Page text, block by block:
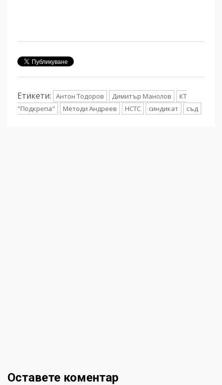
Етикети: Антон Тодоров Димитър Манолов
КТ
"Подкрепа"
Методи Андреев НСТС синдикат съд
Оставете коментар